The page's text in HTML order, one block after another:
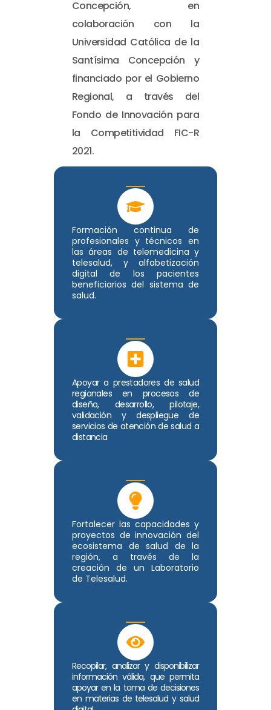
Formación continua de
profesionales y técnicos en
las áreas de telemedicina y
telesalud, y alfabetización
digital de los pacientes
beneficiarios del sistema de
salud.
Apoyar a prestadores de salud
regionales en procesos de
diseño, desarrollo, pilotaje,
validación y despliegue de
servicios de atención de salud a
distancia
Fortalecer las capacidades y
proyectos de innovación del
ecosistema de salud de la
región, a través de la
creación de un Laboratorio
de Telesalud.
Recopilar, analizar y disponibilizar
información válida, que permita
apoyar en la toma de decisiones
en materias de telesalud y salud
Concepción, en
colaboración con la
Universidad Católica de la
Santísima Concepción y
financiado por el Gobierno
Regional, a través del
Fondo de Innovación para
la Competitividad FIC-R
2021.